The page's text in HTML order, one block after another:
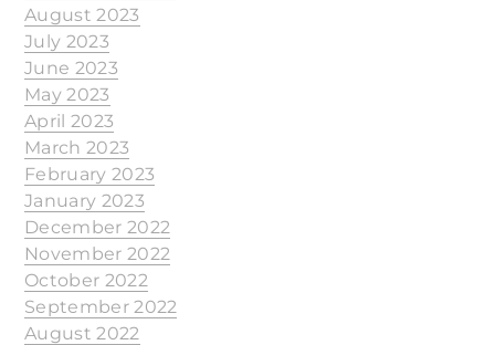
August 2023
July 2023
June 2023
May 2023
April 2023
March 2023
February 2023
January 2023
December 2022
November 2022
October 2022
September 2022
August 2022